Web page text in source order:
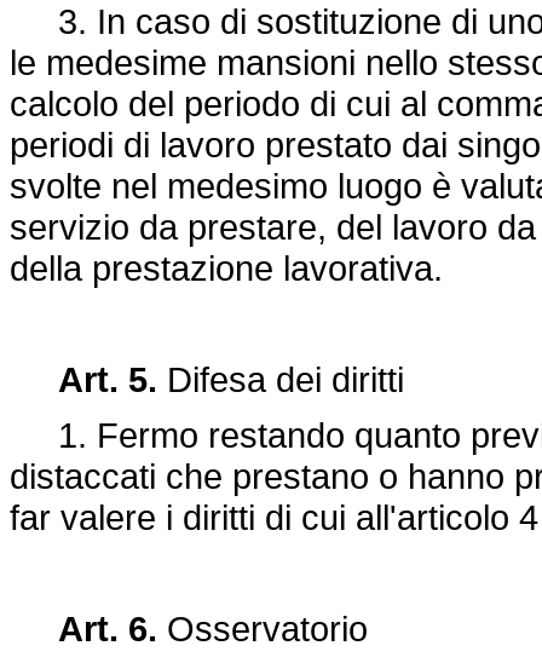
3. In caso di sostituzione di
le medesime mansioni nello
calcolo del periodo di cui al
periodi di lavoro prestato dai
svolte nel medesimo luogo è
servizio da prestare, del lavoro
della prestazione lavorativa.
Art. 5. Difesa dei diritti
1. Fermo restando quanto
distaccati che prestano o hanno
far valere i diritti di cui all'articolo
Art. 6. Osservatorio